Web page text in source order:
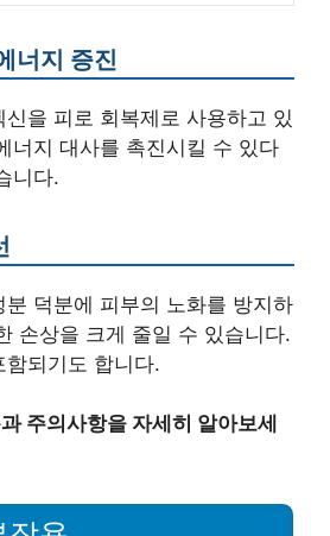
너지 증진
을 피로 회복제로 사용하고 있
너지 대사를 촉진시킬 수 있다
니다.
분 덕분에 피부의 노화를 방지하
손상을 크게 줄일 수 있습니다.
되기도 합니다.
주의사항을 자세히 알아보세